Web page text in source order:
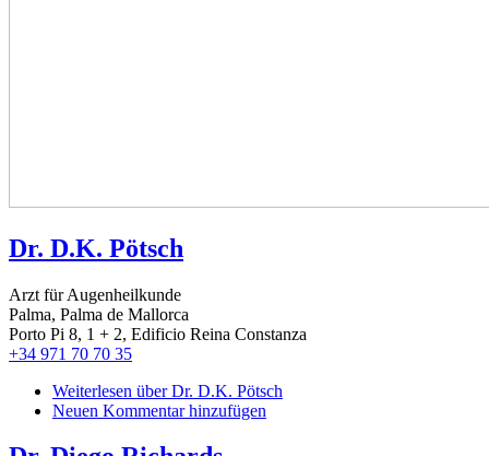
Dr. D.K. Pötsch
Arzt für Augenheilkunde
Palma, Palma de Mallorca
Porto Pi 8, 1 + 2, Edificio Reina Constanza
+34 971 70 70 35
Weiterlesen über Dr. D.K. Pötsch
Neuen Kommentar hinzufügen